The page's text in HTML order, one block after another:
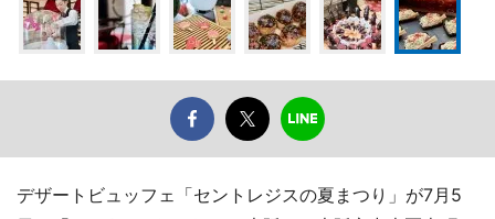
デザートビュッフェ「セントレジスの夏まつり」が7月5